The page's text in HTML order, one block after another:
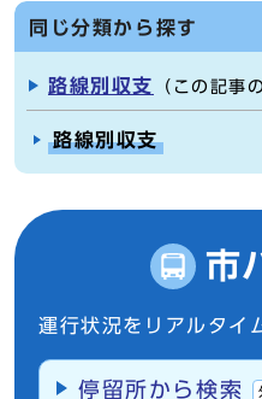
同じ分類から探す
路線別収支 （この記事
路線別収支
市
運行状況をリアルタイ
停留所から検索